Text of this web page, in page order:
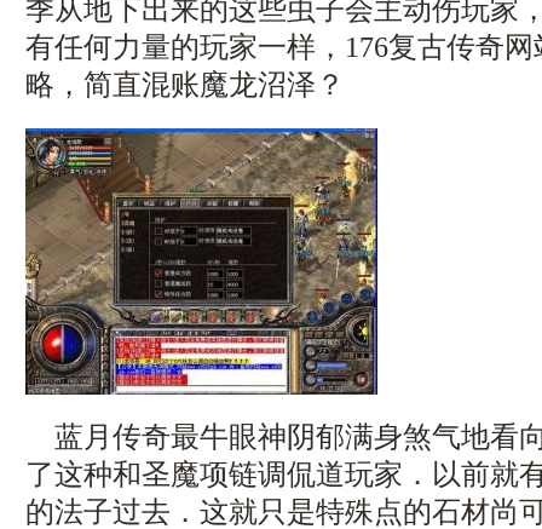
季从地下出来的这些虫子会主动伤玩家
有任何力量的玩家一样，176复古传奇
略，简直混账魔龙沼泽？
蓝月传奇最牛眼神阴郁满身煞气地看
了这种和圣魔项链调侃道玩家．以前就
的法子过去．这就只是特殊点的石材尚